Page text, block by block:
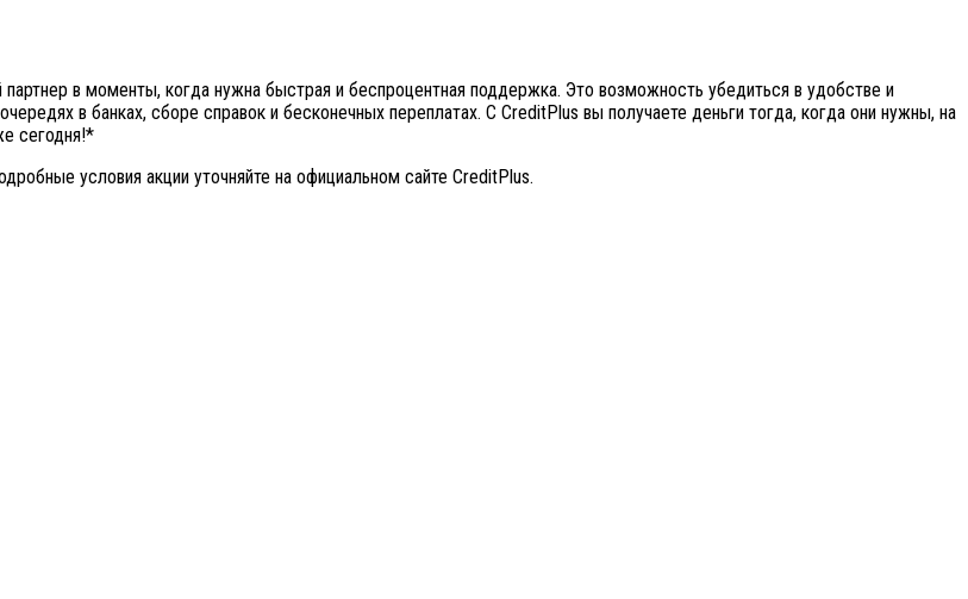
в моменты, когда нужна быстрая и беспроцентная поддержка. Это возможность убедиться в удобстве и
в банках, сборе справок и бесконечных переплатах. С CreditPlus вы получаете деньги тогда, когда они нужны, на
сегодня!*
условия акции уточняйте на официальном сайте CreditPlus.